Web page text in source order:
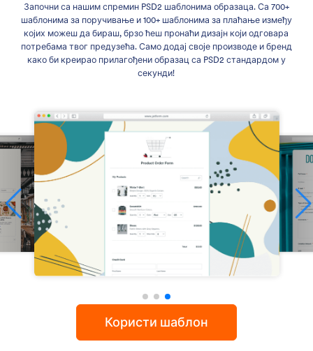
Започни са нашим спремин PSD2 шаблонима образаца. Са 700+
шаблонима за поручивање и 100+ шаблонима за плаћање између
којих можеш да бираш, брзо ћеш пронаћи дизајн који одговара
потребама твог предузећа. Само додај своје производе и бренд
како би креирао прилагођени образац са PSD2 стандардом у
секунди!
Користи шаблон